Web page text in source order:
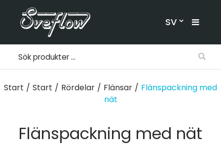
SV
Start / Start / Rördelar / Flänsar / Flänspackning med
nät
Flänspackning med nät